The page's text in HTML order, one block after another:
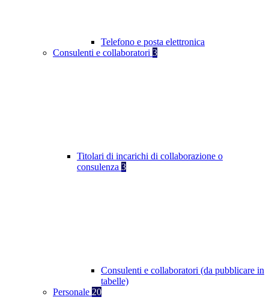
Telefono e posta elettronica
Consulenti e collaboratori 3
Titolari di incarichi di collaborazione o
consulenza 3
Consulenti e collaboratori (da pubblicare in
tabelle)
Personale 20